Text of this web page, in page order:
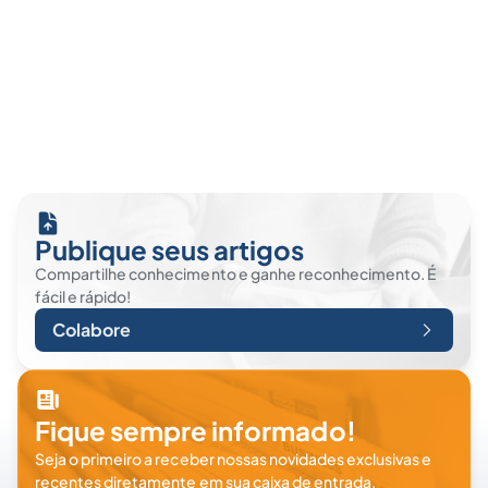
Publique seus artigos
Compartilhe conhecimento e ganhe reconhecimento. É
fácil e rápido!
Colabore
Fique sempre informado!
Seja o primeiro a receber nossas novidades exclusivas e
recentes diretamente em sua caixa de entrada.